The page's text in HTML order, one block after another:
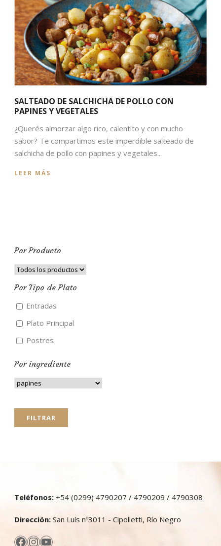
SALTEADO DE SALCHICHA DE POLLO CON
PAPINES Y VEGETALES
¿Querés almorzar algo rico, calentito y con mucho
sabor? Te compartimos este imperdible salteado de
salchicha de pollo con papines y vegetales...
LEER MÁS
Por Producto
Por Tipo de Plato
Entradas
Plato Principal
Postres
Por ingrediente
Teléfonos: +54 (0299) 4790207 / 4790209 / 4790308
Dirección: San Luís nº3011 - Cipolletti, Río Negro
Facebook
Instagram
YouTube